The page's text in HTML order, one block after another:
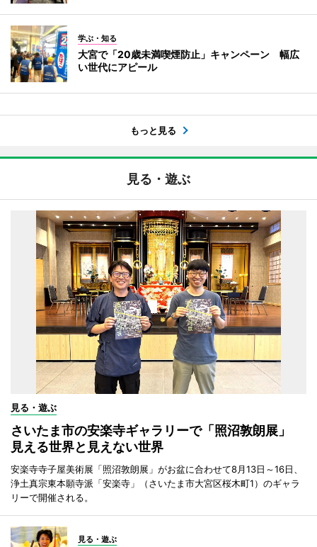
学ぶ・知る
大宮で「20歳未満喫煙防止」キャンペーン 幅広
い世代にアピール
もっと見る
見る・遊ぶ
見る・遊ぶ
さいたま市の安楽寺ギャラリーで「照沼敦朗展」
見える世界と見えない世界
安楽寺寺子屋美術展「照沼敦朗展」がお盆に合わせて8月13日～16日、
浄土真宗東本願寺派「安楽寺」（さいたま市大宮区桜木町1）のギャラ
リーで開催される。
見る・遊ぶ